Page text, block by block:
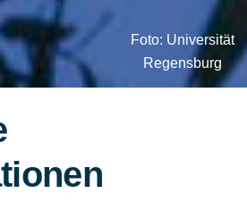
Foto: Universität
Regensburg